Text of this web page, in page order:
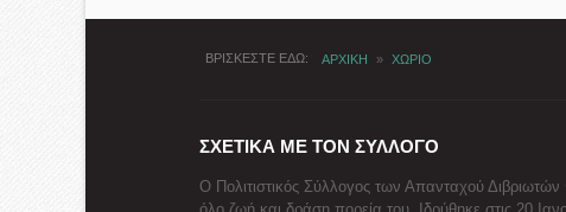
ΒΡΙΣΚΕΣΤΕ ΕΔΩ ΑΡΧΙΚΗ » ΧΩΡΙΟ
ΣΧΕΤΙΚΑ ΜΕ ΤΟΝ ΣΥΛΛΟΓΟ
Ο Πολιτιστικός Σύλλογος των Απανταχού Διβριωτών